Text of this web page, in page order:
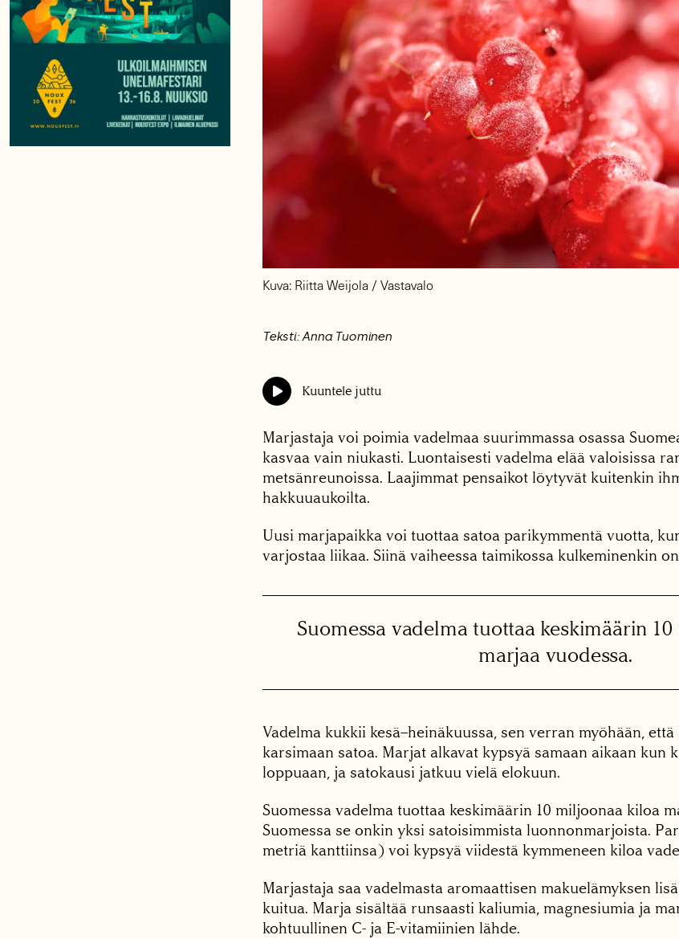
Kuva: Riitta Weijola / Vastavalo
Teksti: Anna Tuominen
Kuuntele juttu
Marjastaja voi poimia vadelmaa suurimmassa osassa
kasvaa vain niukasti. Luontaisesti vadelma elää valoisissa
metsänreunoissa. Laajimmat pensaikot löytyvät kuitenkin
hakkuuaukoilta.
Uusi marjapaikka voi tuottaa satoa parikymmentä vuotta,
varjostaa liikaa. Siinä vaiheessa taimikossa kulkeminenkin
Suomessa vadelma tuottaa keskimäärin
marjaa vuodessa.
Vadelma kukkii kesä–heinäkuussa, sen verran myöhään,
karsimaan satoa. Marjat alkavat kypsyä samaan aikaan kun
loppuaan, ja satokausi jatkuu vielä elokuun.
Suomessa vadelma tuottaa keskimäärin 10 miljoonaa kiloa
Suomessa se onkin yksi satoisimmista luonnonmarjoista.
metriä kanttiinsa) voi kypsyä viidestä kymmeneen kiloa
Marjastaja saa vadelmasta aromaattisen makuelämyksen
kuitua. Marja sisältää runsaasti kaliumia, magnesiumia ja
kohtuullinen C- ja E-vitamiinien lähde.